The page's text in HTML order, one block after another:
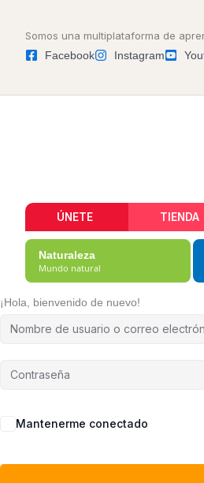
Somos una multiplataforma de
Facebook
Instagram
ÚNETE TIENDA
Naturaleza
Mundo natural
¡Hola, bienvenido de nuevo!
Mantenerme conectado